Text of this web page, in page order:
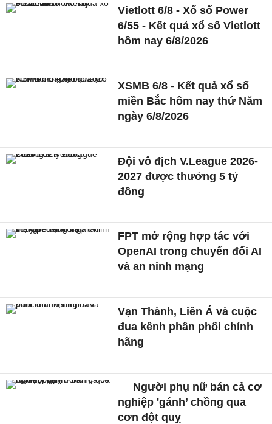
Vietlott 6/8 - Xổ số Power
6/55 - Kết quả xổ số Vietlott
hôm nay 6/8/2026
XSMB 6/8 - Kết quả xổ số
miền Bắc hôm nay thứ Năm
ngày 6/8/2026
Đội vô địch V.League 2026-
2027 được thưởng 5 tỷ
đồng
FPT mở rộng hợp tác với
OpenAI trong chuyển đổi AI
và an ninh mạng
Vạn Thành, Liên Á và cuộc
đua kênh phân phối chính
hãng
Người phụ nữ bán cả cơ
nghiệp 'gánh’ chồng qua
cơn đột quỵ